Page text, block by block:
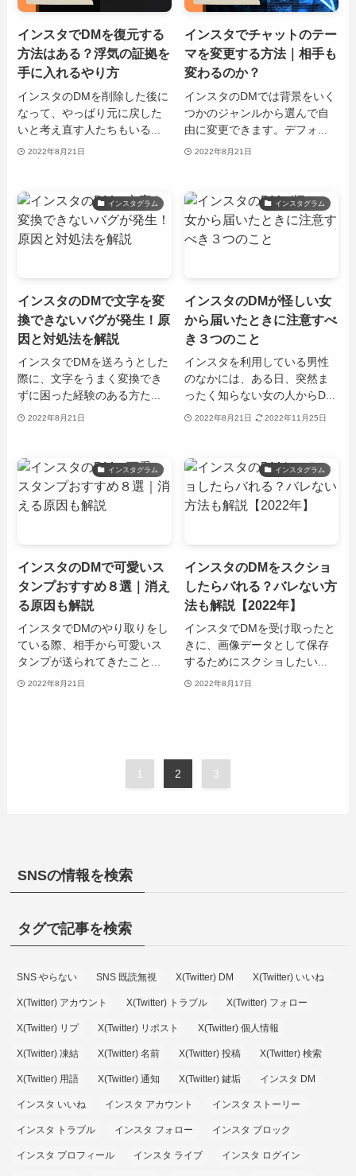
インスタでDMを復元する
方法はある？浮気の証拠を
手に入れるやり方
インスタのDMを削除した後に
なって、やっぱり元に戻した
いと考え直す人たちもいる...
2022年8月21日
インスタでチャットのテー
マを変更する方法｜相手も
変わるのか？
インスタのDMでは背景をいく
つかのジャンルから選んで自
由に変更できます。デフォ...
2022年8月21日
インスタグラム
インスタのDMで文字を変
換できないバグが発生！原
因と対処法を解説
インスタでDMを送ろうとした
際に、文字をうまく変換でき
ずに困った経験のある方た...
2022年8月21日
インスタグラム
インスタのDMが怪しい女
から届いたときに注意すべ
き３つのこと
インスタを利用している男性
のなかには、ある日、突然ま
ったく知らない女の人からD...
2022年8月21日 2022年11月25日
インスタグラム
インスタのDMで可愛いス
タンプおすすめ８選｜消え
る原因も解説
インスタでDMのやり取りをし
ている際、相手から可愛いス
タンプが送られてきたこと...
2022年8月21日
インスタグラム
インスタのDMをスクショ
したらバれる？バレない方
法も解説【2022年】
インスタでDMを受け取ったと
きに、画像データとして保存
するためにスクショしたい...
2022年8月17日
1 2 3
SNSの情報を検索
タグで記事を検索
SNS やらない SNS 既読無視 X(Twitter) DM X(Twitter) いいね
X(Twitter) アカウント X(Twitter) トラブル X(Twitter) フォロー
X(Twitter) リプ X(Twitter) リポスト X(Twitter) 個人情報
X(Twitter) 凍結 X(Twitter) 名前 X(Twitter) 投稿 X(Twitter) 検索
X(Twitter) 用語 X(Twitter) 通知 X(Twitter) 鍵垢 インスタ DM
インスタ いいね インスタ アカウント インスタ ストーリー
インスタ トラブル インスタ フォロー インスタ ブロック
インスタ プロフィール インスタ ライブ インスタ ログイン